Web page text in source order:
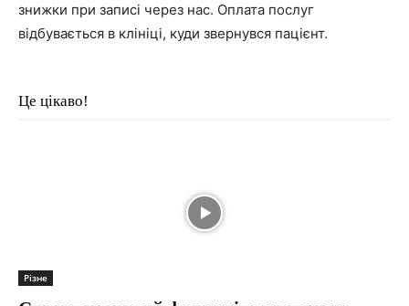
знижки при записі через нас. Оплата послуг
відбувається в клініці, куди звернувся пацієнт.
Це цікаво!
Різне